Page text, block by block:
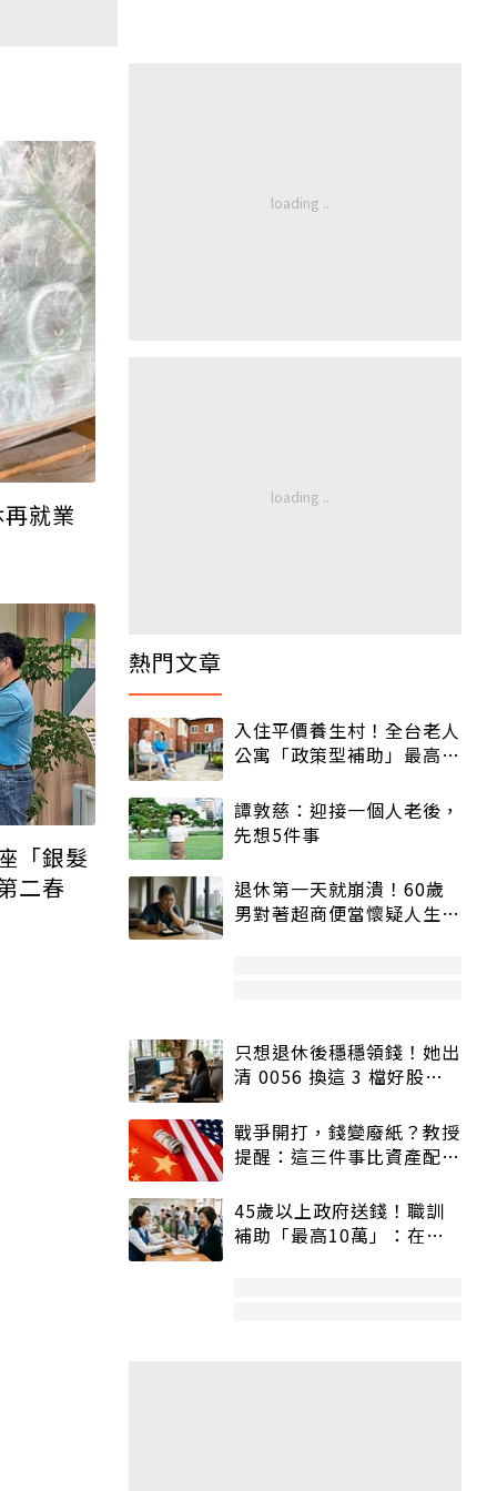
就業
「銀髮
二春
熱門文章
入住平價養生村！全台老人
公寓「政策型補助」最高打
譚敦慈：迎接一個人老後，
先想5件事
退休第一天就崩潰！60歲
男對著超商便當懷疑人生
只想退休後穩穩領錢！她出
清 0056 換這 3 檔好股：
戰爭開打，錢變廢紙？教授
提醒：這三件事比資產配置
45歲以上政府送錢！職訓
補助「最高10萬」：在